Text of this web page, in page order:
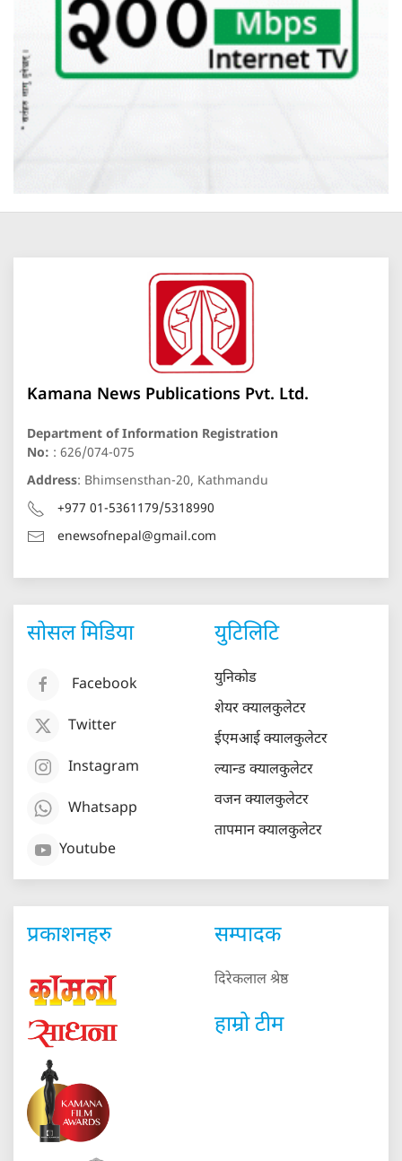
Kamana News Publications Pvt. Ltd.
Department of Information Registration
No: : 626/074-075
Address: Bhimsensthan-20, Kathmandu
+977 01-5361179/5318990
enewsofnepal@gmail.com
सोसल मिडिया
Facebook
Twitter
Instagram
Whatsapp
Youtube
युटिलिटि
युनिकोड
शेयर क्यालकुलेटर
ईएमआई क्यालकुलेटर
ल्यान्ड क्यालकुलेटर
वजन क्यालकुलेटर
तापमान क्यालकुलेटर
प्रकाशनहरु सम्पादक
दिरेकलाल श्रेष्ठ
हाम्रो टीम